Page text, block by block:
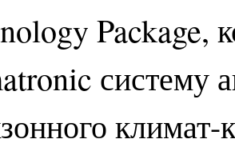
Package,
систему